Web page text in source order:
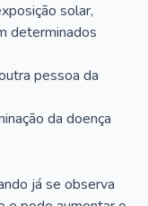
solar,
determinados
pessoa da
da doença
já se observa